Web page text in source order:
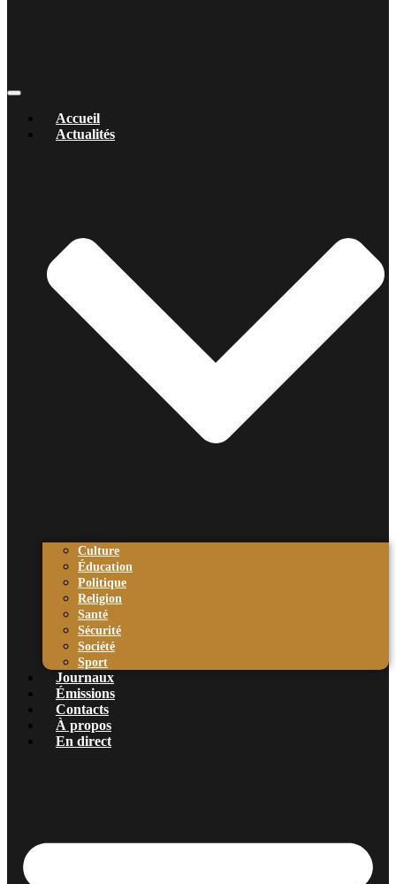
Accueil
Actualités
Culture
Éducation
Politique
Religion
Santé
Sécurité
Société
Sport
Journaux
Émissions
Contacts
À propos
En direct